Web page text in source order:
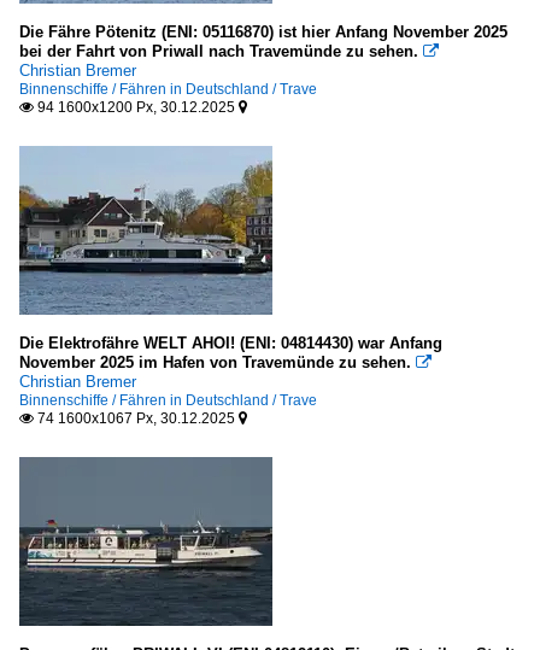
Ostsee
Seehäfen
Lübeck und Travemünde
Seeschiffe
Fahrgastschiffe
H
M
Passagier- und RoRo-Frachtschiffe (Fahrzeugfähren)
Ro-Ro Frachtschiffe
F
Sonstiges
2020
2020
2021
2023
2024
2025
2026
Die Fähre Pötenitz (ENI: 05116870) ist hier Anfang November 2025
bei der Fahrt von Priwall nach Travemünde zu sehen. 
Christian Bremer
Binnenschiffe / Fähren in Deutschland / Trave
 94 1600x1200 Px, 30.12.2025 
Die Elektrofähre WELT AHOI! (ENI: 04814430) war Anfang
November 2025 im Hafen von Travemünde zu sehen. 
Christian Bremer
Binnenschiffe / Fähren in Deutschland / Trave
 74 1600x1067 Px, 30.12.2025 